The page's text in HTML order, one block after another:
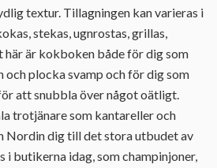
textur. Tillagningen kan varieras i
stekas, ugnrostas, grillas,
är kokboken både för dig som
och plocka svamp och för dig som
att snubbla över något oätligt.
trotjänare som kantareller och
Nordin dig till det stora utbudet av
i butikerna idag, som champinjoner,